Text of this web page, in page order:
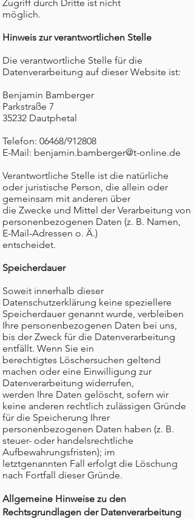
Zugriff durch Dritte ist nicht
möglich.
Hinweis zur verantwortlichen Stelle
Die verantwortliche Stelle für die
Datenverarbeitung auf dieser Website ist:
Benjamin Bamberger
Parkstraße 7
35232 Dautphetal
Telefon: 06468/912808
E-Mail: benjamin.bamberger@t-online.de
Verantwortliche Stelle ist die natürliche
oder juristische Person, die allein oder
gemeinsam mit anderen über
die Zwecke und Mittel der Verarbeitung von
personenbezogenen Daten (z. B. Namen,
E-Mail-Adressen o. Ä.)
entscheidet.
Speicherdauer
Soweit innerhalb dieser
Datenschutzerklärung keine speziellere
Speicherdauer genannt wurde, verbleiben
Ihre personenbezogenen Daten bei uns,
bis der Zweck für die Datenverarbeitung
entfällt. Wenn Sie ein
berechtigtes Löschersuchen geltend
machen oder eine Einwilligung zur
Datenverarbeitung widerrufen,
werden Ihre Daten gelöscht, sofern wir
keine anderen rechtlich zulässigen Gründe
für die Speicherung Ihrer
personenbezogenen Daten haben (z. B.
steuer- oder handelsrechtliche
Aufbewahrungsfristen); im
letztgenannten Fall erfolgt die Löschung
nach Fortfall dieser Gründe.
Allgemeine Hinweise zu den
Rechtsgrundlagen der Datenverarbeitung